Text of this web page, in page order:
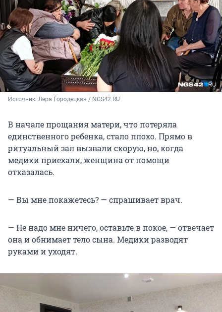
Источник: Лера Городецкая / NGS42.RU
В начале прощания матери, что потеряла
единственного ребенка, стало плохо. Прямо в
ритуальный зал вызвали скорую, но, когда
медики приехали, женщина от помощи
отказалась.
— Вы мне покажетесь? — спрашивает врач.
— Не надо мне ничего, оставьте в покое, — отвечает
она и обнимает тело сына. Медики разводят
руками и уходят.